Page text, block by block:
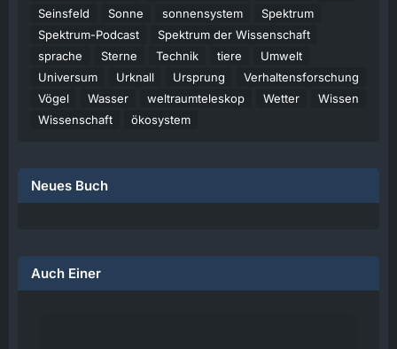
Seinsfeld
Sonne sonnensystem
Spektrum
Spektrum-Podcast
Spektrum der Wissenschaft
sprache
Sterne Technik tiere
Umwelt
Universum
Urknall Ursprung
Verhaltensforschung
Vögel
Wasser weltraumteleskop Wetter
Wissen
Wissenschaft
ökosystem
Neues Buch
Auch Einer